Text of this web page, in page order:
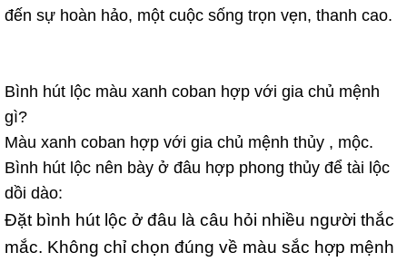
đến sự hoàn hảo, một cuộc sống trọn vẹn, thanh cao.
Bình hút lộc màu xanh coban hợp với gia chủ mệnh
gì?
Màu xanh coban hợp với gia chủ mệnh thủy , mộc.
Bình hút lộc nên bày ở đâu hợp phong thủy để tài lộc
dồi dào:
Đặt bình hút lộc ở đâu là câu hỏi nhiều người thắc
mắc. Không chỉ chọn đúng về màu sắc hợp mệnh